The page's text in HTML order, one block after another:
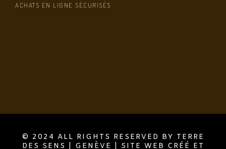
ACHATS EN LIGNE SÉCURISÉS
© 2024 ALL RIGHTS RESERVED BY TERRE
DES SENS | GENÈVE | SITE WEB CRÉÉ ET